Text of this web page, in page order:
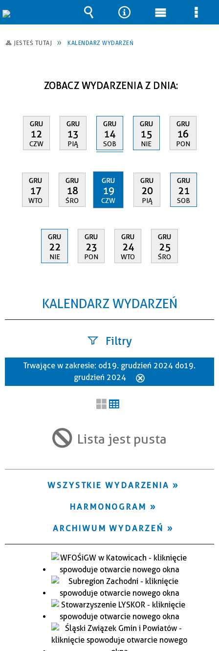
JESTEŚ TUTAJ KALENDARZ WYDARZEŃ
ZOBACZ WYDARZENIA Z DNIA:
GRU
12
CZW
GRU
13
PIĄ
GRU
14
SOB
GRU
15
NIE
GRU
16
PON
GRU
17
WTO
GRU
18
ŚRO
GRU
19
CZW
GRU
20
PIĄ
GRU
21
SOB
GRU
22
NIE
GRU
23
PON
GRU
24
WTO
GRU
25
ŚRO
KALENDARZ WYDARZEŃ
Filtry
Szukana fraza
Trwające w zakresie
Trwające w zakresie: od 19. grudzień 2024 do 19.
grudzień 2024
Lista jest pusta
WSZYSTKIE WYDARZENIA
HARMONOGRAM
ARCHIWUM WYDARZEŃ
Wyszukiwarka
Narzędzia
Menu Menu